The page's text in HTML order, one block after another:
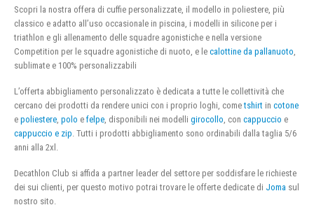
Scopri la nostra offera di cuffie personalizzate, il modello in poliestere, più
classico e adatto all’uso occasionale in piscina, i modelli in silicone per i
triathlon e gli allenamento delle squadre agonistiche e nella versione
Competition per le squadre agonistiche di nuoto, e le calottine da pallanuoto
sublimate e 100% personalizzabili
L’offerta abbigliamento personalizzato è dedicata a tutte le collettività che
cercano dei prodotti da rendere unici con i proprio loghi, cometshirt in cotone
e poliestere polo e felpe , disponibili nei modelli girocollo , con cappuccio e
cappuccio e zip . Tutti i prodotti abbigliamento sono ordinabili dalla taglia 5/6
anni alla 2xl.
Decathlon Club si affida a partner leader del settore per soddisfare le richieste
dei sui clienti, per questo motivo potrai trovare le offerte dedicate di Joma sul
nostro sito.